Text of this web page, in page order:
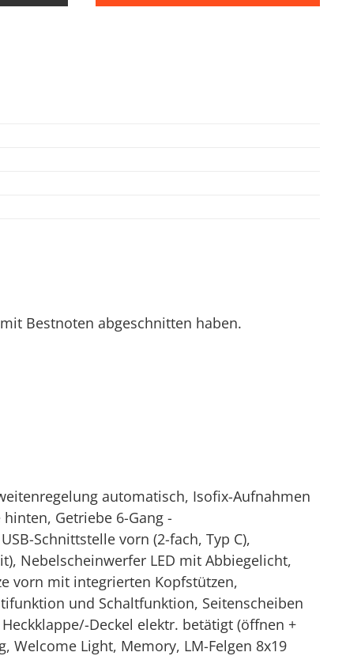
Bestnoten abgeschnitten haben.
automatisch, Isofix-Aufnahmen
Getriebe 6-Gang -
Schnittstelle vorn (2-fach, Typ C),
Nebelscheinwerfer LED mit Abbiegelicht,
vorn mit integrierten Kopfstützen,
und Schaltfunktion, Seitenscheiben
Deckel elektr. betätigt (öffnen +
Welcome Light, Memory, LM-Felgen 8x19